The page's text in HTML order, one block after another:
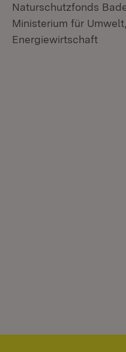
Naturschutzfonds
Ministerium für
Energiewirtschaft